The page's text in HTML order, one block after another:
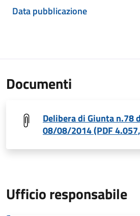
Data pubblicazione
Documenti
Delibera di Giunta n.78
08/08/2014 (PDF
Ufficio responsabile